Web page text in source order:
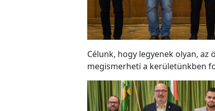
Célunk, hogy legyenek olyan,
megismerheti a kerületünkben